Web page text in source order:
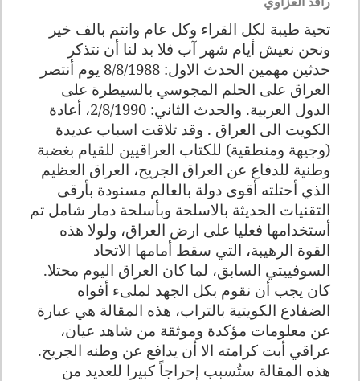
تحية طيبة لكل القراء وكل عام وانتم بالف خير
ونحن نعيش أيام شهر آب فلا بد لنا أن نتذكر
حدثين مهمين الحدث الاول: 8/8/1988 يوم أنتصر
العراق على الحلم المجوسي بالسيطرة على
الدول العربية. والحدث الثاني: 2/8/1990، أعادة
الكويت الى العراق . وقد تلاقت اسباب عديدة
(وجيهة ومنطقية) للكتاب العراقيين للقيام بغضبة
وطنية للدفاع عن العراق الجريح، العراق العظيم
الذي أحتلته أقوى دولة بالعالم مسنودة بأرقى
التقنيات الحديثة بالاسلحة وبأسلحة دمار شامل تم
أستخدامها فعليا على ارض العراق، ولولا هذه
القوة الرهيبة، التي سقط أمامها الاتحاد
السوفييتي السابق، لما كان العراق اليوم محتلا.
كان يجب أن نقوم بكل الجهد لملىء أفواه
الضفادع الكويتية بالتراب، هذه المقالة هي عبارة
عن معلومات مؤكدة وموثقة من شاهد عيان،
عراقي أبت كرامته الا أن يدافع عن وطنه الجريح.
هذه المقالة ستُسبب إحراجاً كبيرا للعديد من